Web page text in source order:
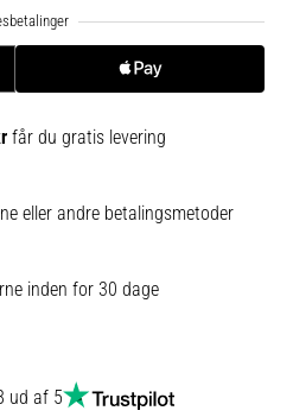
får du gratis levering
eller andre betalingsmetoder
inden for 30 dage
ud af 5